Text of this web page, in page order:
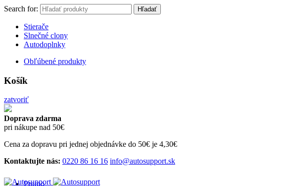
Search for: Hľadať
Stierače
Slnečné clony
Autodoplnky
Obľúbené produkty
Košík
zatvoriť
Doprava zdarma
pri nákupe nad 50€
Cena za dopravu pri jednej objednávke do 50€ je 4,30€
Kontaktujte nás: 0220 86 16 16 info@autosupport.sk
Promo